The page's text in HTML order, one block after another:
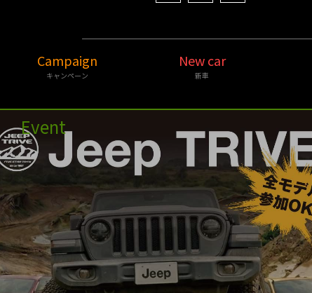
Campaign
キャンペーン
New car
新車
Event